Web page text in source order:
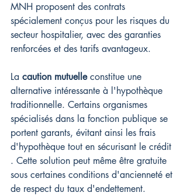
MNH proposent des contrats
spécialement conçus pour les risques du
secteur hospitalier, avec des garanties
renforcées et des tarifs avantageux.
La caution mutuelle constitue une
alternative intéressante à l'hypothèque
traditionnelle. Certains organismes
spécialisés dans la fonction publique se
portent garants, évitant ainsi les frais
d'hypothèque tout en sécurisant le crédit
. Cette solution peut même être gratuite
sous certaines conditions d'ancienneté et
de respect du taux d'endettement.